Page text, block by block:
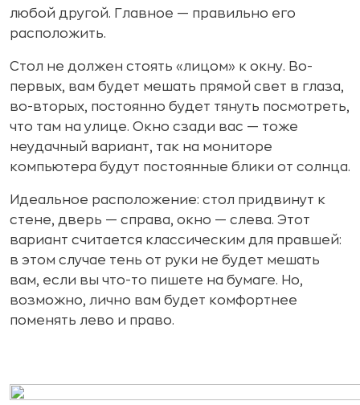
любой другой. Главное — правильно его
расположить.
Стол не должен стоять «лицом» к окну. Во-
первых, вам будет мешать прямой свет в глаза,
во-вторых, постоянно будет тянуть посмотреть,
что там на улице. Окно сзади вас — тоже
неудачный вариант, так на мониторе
компьютера будут постоянные блики от солнца.
Идеальное расположение: стол придвинут к
стене, дверь — справа, окно — слева. Этот
вариант считается классическим для правшей:
в этом случае тень от руки не будет мешать
вам, если вы что-то пишете на бумаге. Но,
возможно, лично вам будет комфортнее
поменять лево и право.